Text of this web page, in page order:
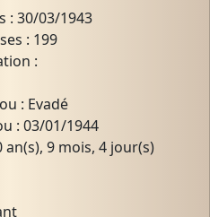
: 30/03/1943
: 199
:
: Evadé
: 03/01/1944
9 mois, 4 jour(s)